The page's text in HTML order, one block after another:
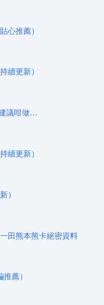
心推薦）
續更新）
建議咁做…
續更新）
）
田熊本熊卡絕密資料
薦）